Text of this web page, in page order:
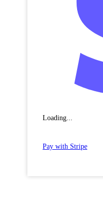
Loading...
Pay with Stripe